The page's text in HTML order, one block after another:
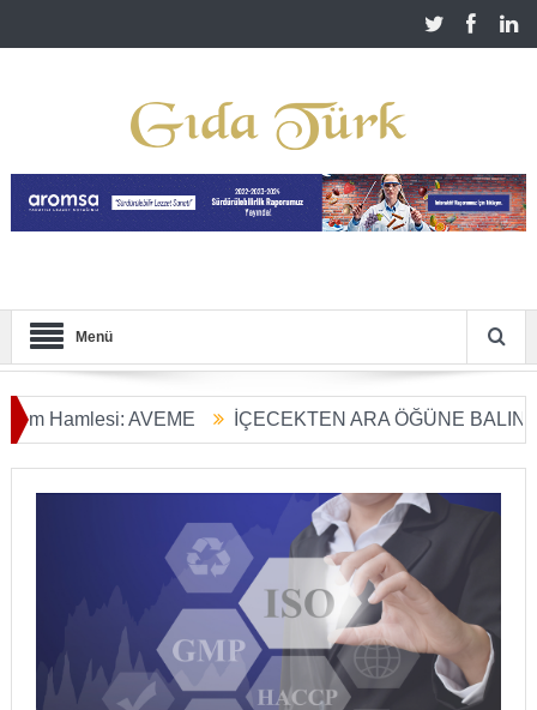
Menü
AVEME İÇECEKTEN ARA ÖĞÜNE BALIN
Dönüşümü Başladı